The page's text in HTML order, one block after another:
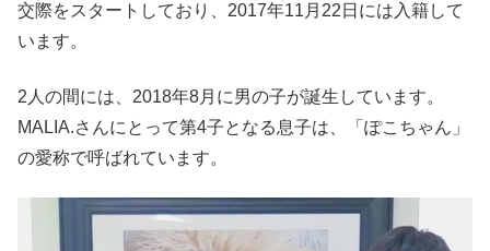
交際をスタートしており、2017年11月22日には入籍して
います。
2人の間には、2018年8月に男の子が誕生しています。
MALIA.さんにとって第4子となる息子は、「ぽこちゃん」
の愛称で呼ばれています。